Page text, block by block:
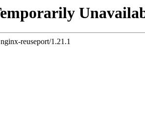
nginx-reuseport/1.21.1